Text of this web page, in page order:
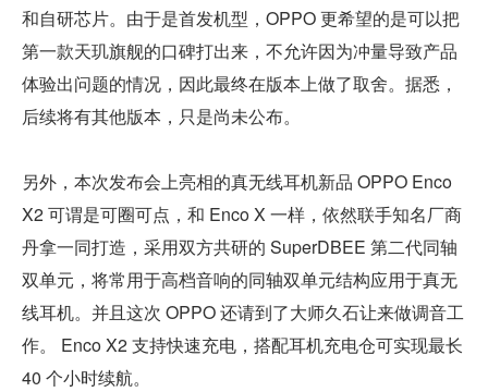
和自研芯片。由于是首发机型，OPPO 更希望的是可以把
第一款天玑旗舰的口碑打出来，不允许因为冲量导致产品
体验出问题的情况，因此最终在版本上做了取舍。据悉，
后续将有其他版本，只是尚未公布。
另外，本次发布会上亮相的真无线耳机新品 OPPO Enco
X2 可谓是可圈可点，和 Enco X 一样，依然联手知名厂商
丹拿一同打造，采用双方共研的 SuperDBEE 第二代同轴
双单元，将常用于高档音响的同轴双单元结构应用于真无
线耳机。并且这次 OPPO 还请到了大师久石让来做调音工
作。 Enco X2 支持快速充电，搭配耳机充电仓可实现最长
40 个小时续航。